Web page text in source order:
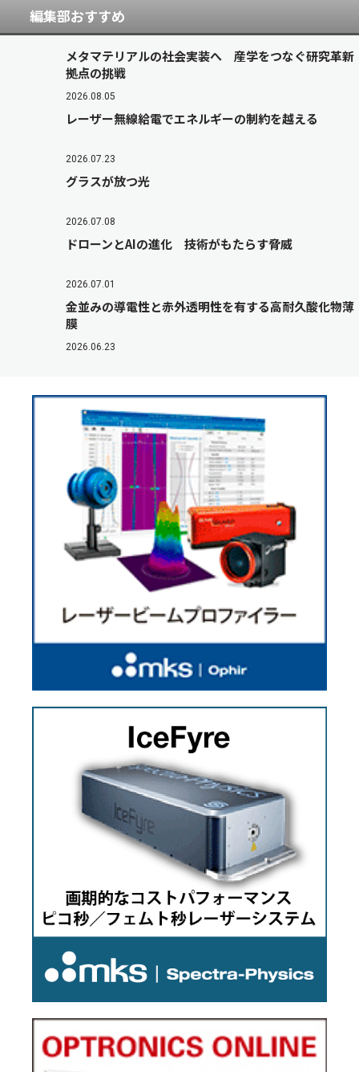
編集部おすすめ
メタマテリアルの社会実装へ 産学をつなぐ研究革新
拠点の挑戦
2026.08.05
レーザー無線給電でエネルギーの制約を越える
2026.07.23
グラスが放つ光
2026.07.08
ドローンとAIの進化 技術がもたらす脅威
2026.07.01
金並みの導電性と赤外透明性を有する高耐久酸化物薄
膜
2026.06.23